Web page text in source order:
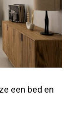
een bed en